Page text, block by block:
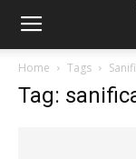
Home Tags
Tag: